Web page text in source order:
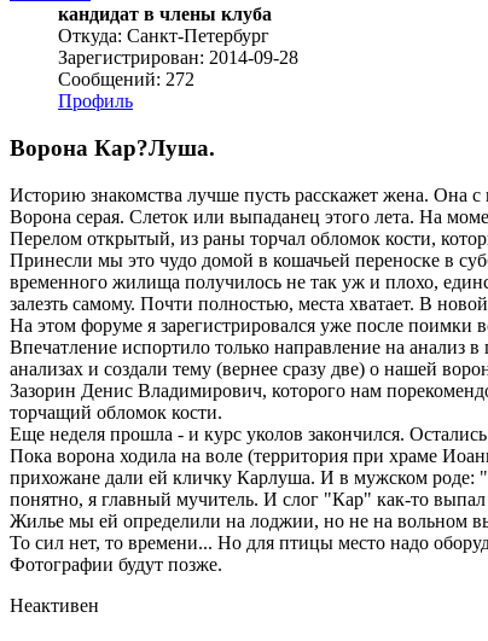
кандидат в члены клуба
Откуда: Санкт-Петербург
Зарегистрирован: 2014-09-28
Сообщений: 272
Профиль
Ворона Кар?Луша.
Историю знакомства лучше пусть расскажет жена. Она
Ворона серая. Слеток или выпаданец этого лета. На
Перелом открытый, из раны торчал обломок кости,
Принесли мы это чудо домой в кошачьей переноске в
временного жилища получилось не так уж и плохо,
залезть самому. Почти полностью, места хватает. В
На этом форуме я зарегистрировался уже после
Впечатление испортило только направление на
анализах и создали тему (вернее сразу две) о нашей
Зазорин Денис Владимирович, которого нам
торчащий обломок кости.
Еще неделя прошла - и курс уколов закончился.
Пока ворона ходила на воле (территория при храме
прихожане дали ей кличку Карлуша. И в мужском роде:
понятно, я главный мучитель. И слог "Кар" как-то
Жилье мы ей определили на лоджии, но не на вольном
То сил нет, то времени... Но для птицы место надо
Фотографии будут позже.
Неактивен